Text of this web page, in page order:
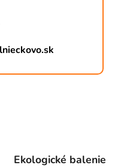
Ekologické balenie